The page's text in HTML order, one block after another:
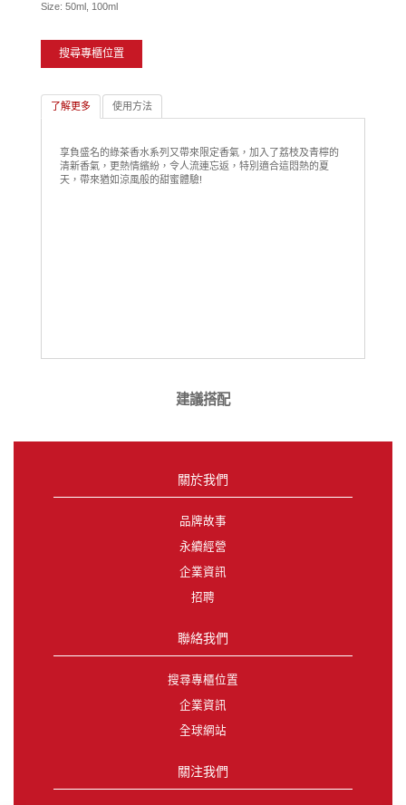
Size: 50ml, 100ml
搜尋專櫃位置
了解更多 使用方法
享負盛名的綠茶香水系列又帶來限定香氣，加入了荔枝及青檸的
清新香氣，更熱情繽紛，令人流連忘返，特別適合這悶熱的夏
天，帶來猶如涼風般的甜蜜體驗!
建議搭配
關於我們
品牌故事
永續經營
企業資訊
招聘
聯絡我們
搜尋專櫃位置
企業資訊
全球網站
關注我們